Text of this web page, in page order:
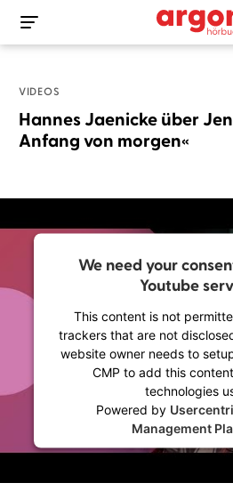
VIDEOS
Hannes Jaenicke über
Anfang von morgen«
We need your
Youtube
This content is not
trackers that are not
website owner needs to
CMP to add this
technologies
Powered by
Management